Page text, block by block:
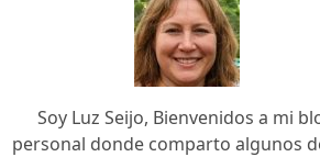
Soy Luz Seijo, Bienvenidos a mi
personal donde comparto algunos